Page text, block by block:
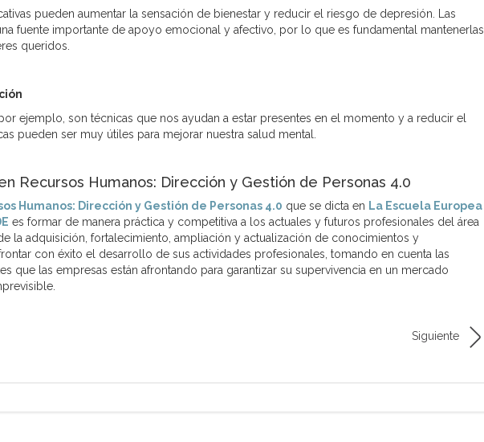
pueden aumentar la sensación de bienestar y reducir el riesgo de depresión. Las
fuente importante de apoyo emocional y afectivo, por lo que es fundamental mantenerlas
queridos.
ejemplo, son técnicas que nos ayudan a estar presentes en el momento y a reducir el
pueden ser muy útiles para mejorar nuestra salud mental.
Recursos Humanos: Dirección y Gestión de Personas 4.0
Humanos: Dirección y Gestión de Personas 4.0 que se dicta en La Escuela Europea
es formar de manera práctica y competitiva a los actuales y futuros profesionales del área
la adquisición, fortalecimiento, ampliación y actualización de conocimientos y
con éxito el desarrollo de sus actividades profesionales, tomando en cuenta las
que las empresas están afrontando para garantizar su supervivencia en un mercado
Siguiente